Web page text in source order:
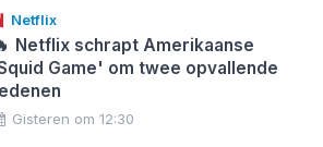
Netflix
Netflix schrapt Amerikaanse
Game' om twee opvallende
Gisteren om 12:30